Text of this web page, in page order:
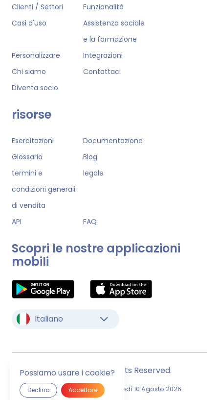
Clienti / Settori
Funzionalità
Casi d'uso
Assistenza sociale
e la formazione
Personalizzare
Integrazioni
Chi siamo
Contattaci
Diventa socio
risorse
Esercitazioni
Documentazione
Glossario
Blog
termini e
condizioni generali
di vendita
legale
API FAQ
Scopri le nostre applicazioni
mobili
Italiano
© Monstock. All Rights Reserved.
Ultimo Aggiornamento Lunedì 10 Agosto 2026
Possiamo usare i cookie?
Declino Accettare